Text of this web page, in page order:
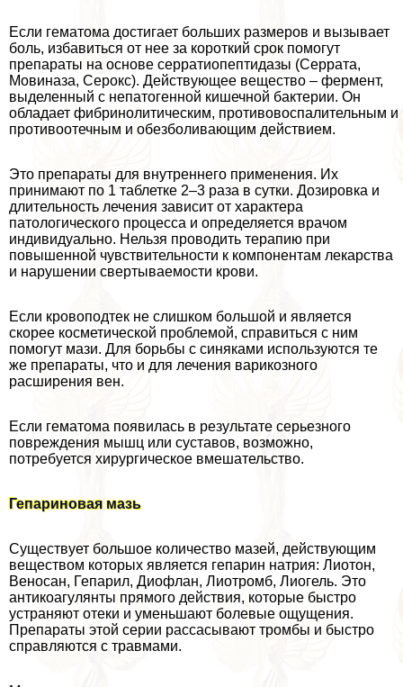
Если гематома достигает больших размеров и вызывает
боль, избавиться от нее за короткий срок помогут
препараты на основе серратиопептидазы (Серрата,
Мовиназа, Серокс). Действующее вещество – фермент,
выделенный с непатогенной кишечной бактерии. Он
обладает фибринолитическим, противовоспалительным и
противоотечным и обезболивающим действием.
Это препараты для внутреннего применения. Их
принимают по 1 таблетке 2–3 раза в сутки. Дозировка и
длительность лечения зависит от хаpaктера
патологического процесса и определяется врачом
индивидуально. Нельзя проводить терапию при
повышенной чувствительности к компонентам лекарства
и нарушении свертываемости крови.
Если кровоподтек не слишком большой и является
скорее косметической проблемой, справиться с ним
помогут мази. Для борьбы с синяками используются те
же препараты, что и для лечения варикозного
расширения вен.
Если гематома появилась в результате серьезного
повреждения мышц или суставов, возможно,
потребуется хирургическое вмешательство.
Гепариновая мазь
Существует большое количество мазей, действующим
веществом которых является гепарин натрия: Лиотон,
Веносан, Гепарил, Диофлан, Лиотромб, Лиогель. Это
антикоагулянты прямого действия, которые быстро
устраняют отеки и уменьшают болевые ощущения.
Препараты этой серии рассасывают тромбы и быстро
справляются с травмами.